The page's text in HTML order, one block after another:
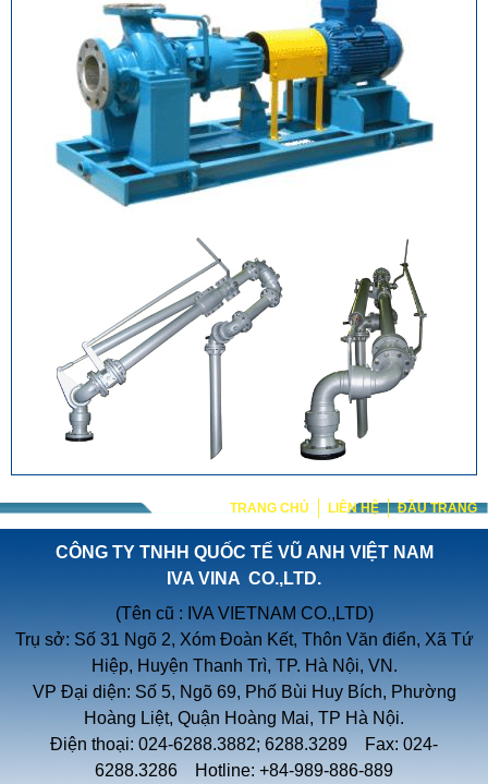
TRANG CHỦ LIÊN HỆ ĐẦU TRANG
CÔNG TY TNHH QUỐC TẾ VŨ ANH VIỆT NAM
IVA VINA CO.,LTD.
(Tên cũ : IVA VIETNAM CO.,LTD)
Trụ sở: Số 31 Ngõ 2, Xóm Đoàn Kết, Thôn Văn điển, Xã Tứ
Hiệp, Huyện Thanh Trì, TP. Hà Nội, VN.
VP Đại diện: Số 5, Ngõ 69, Phố Bùi Huy Bích, Phường
Hoàng Liệt, Quận Hoàng Mai, TP Hà Nội.
Điện thoại: 024-6288.3882; 6288.3289 Fax: 024-
6288.3286 Hotline: +84-989-886-889